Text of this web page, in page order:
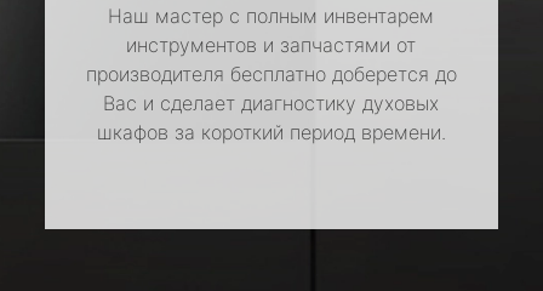
Наш мастер с полным инвентарем
инструментов и запчастями от
производителя бесплатно доберется до
Вас и сделает диагностику духовых
шкафов за короткий период времени.